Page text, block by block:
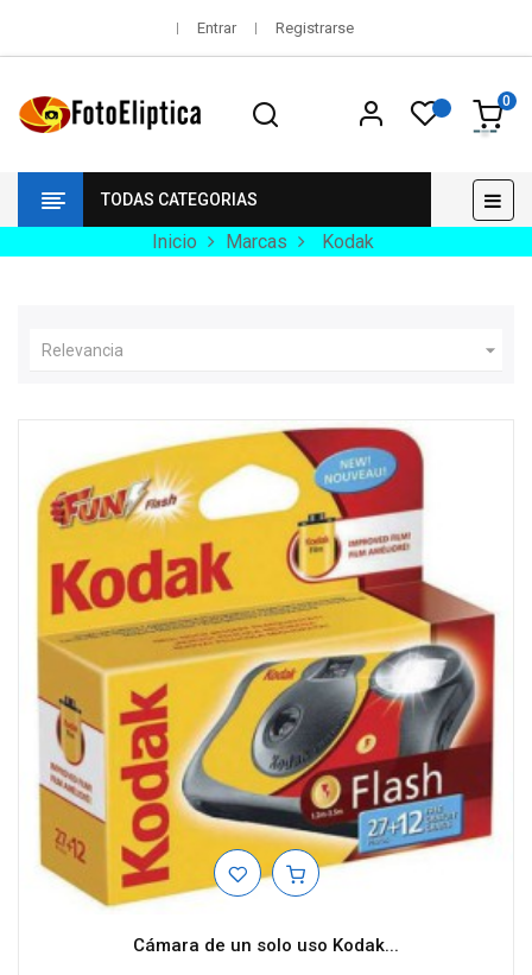
Entrar Registrarse
0
TODAS CATEGORIAS
de
☰
Inicio Marcas Kodak
Relevancia 
Cámara de un solo uso Kodak...